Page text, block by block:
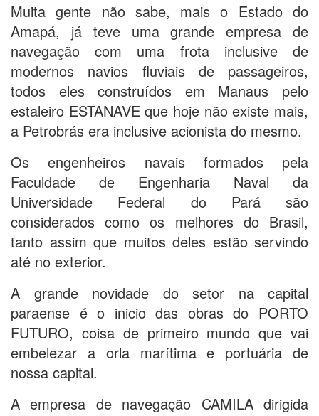
Muita gente não sabe, mais o Estado do
Amapá, já teve uma grande empresa de
navegação com uma frota inclusive de
modernos navios fluviais de passageiros,
todos eles construídos em Manaus pelo
estaleiro ESTANAVE que hoje não existe mais,
a Petrobrás era inclusive acionista do mesmo.
Os engenheiros navais formados pela
Faculdade de Engenharia Naval da
Universidade Federal do Pará são
considerados como os melhores do Brasil,
tanto assim que muitos deles estão servindo
até no exterior.
A grande novidade do setor na capital
paraense é o inicio das obras do PORTO
FUTURO, coisa de primeiro mundo que vai
embelezar a orla marítima e portuária de
nossa capital.
A empresa de navegação CAMILA dirigida